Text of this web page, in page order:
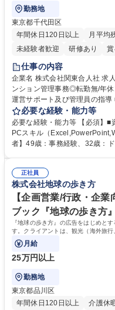
勤務地
東京都千代田区
年間休日120日以上
月平均
未経験者歓迎
研修あり 賞
仕事の内容
企業名 株式会社関東合人社 求人名 未経験・ベテラン歓迎【お茶の水】マ
ンション管理事務◎転勤無/年休123日 仕事の内容 ■マンショ
運営サポート及び管理員の指
事務所内での事務業務等 ★異業
【年収補足】532万円 ＋別途
実績） ＋管理業務主任者資格
人社計画研究所社のグループ会
無/年休123日
必要な経験・能力等
必要な経験・能力等 【必須】■
PCスキル（Excel,PowerPoint,Word） ■積極的に行動でき
者】49歳：事務経験、32歳：ドラッグス
得出来ております！ 【魅力】■
を一律支給！ ■管理業務主任者資格取得後には50,000円/月の手当あり！
学歴・資格 学歴：大学院 大学
一種運転免許普通自動車
正社員
株式会社地球の歩き方
【企画営業/行政・企
ブック『地球の歩き方
『地球の歩き方』の広告をはじめと
す。クライアントは、観光（海外旅
たい国内外の行政や企業です。
月給
25万円以上
勤務地
東京都品川区
年間休日120日以上
介護休